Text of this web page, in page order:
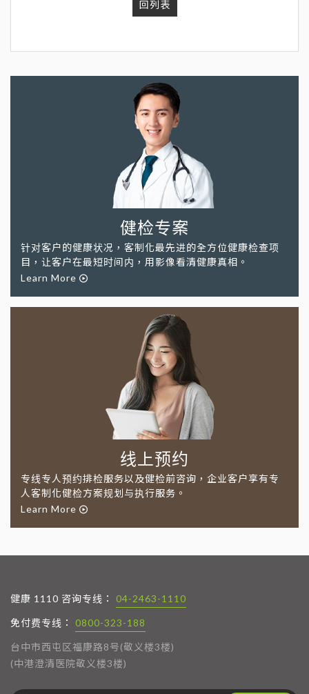
回列表
健检专案
针对客户的健康状况，客制化最先进的全方位健康检查项
目，让客户在最短时间内，用影像看清健康真相。
Learn More
线上预约
专线专人预约排检服务以及健检前咨询，企业客户享有专
人客制化健检方案规划与执行服务。
Learn More
健康 1110 咨询专线： 04-2463-1110
免付费专线： 0800-323-188
台中市西屯区福康路8号(敬义楼3楼)
(中港澄清医院敬义楼3楼)